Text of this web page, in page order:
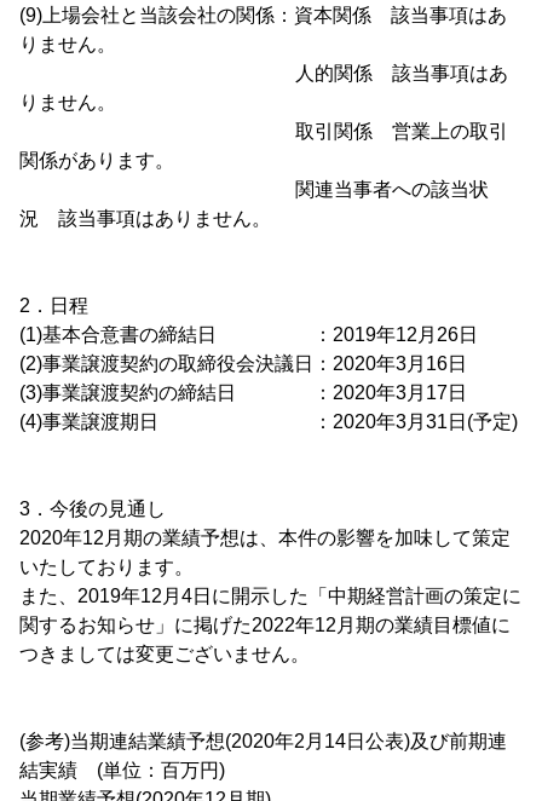
(9)上場会社と当該会社の関係：資本関係 該当事項はあ
りません。
人的関係 該当事項はあ
りません。
取引関係 営業上の取引
関係があります。
関連当事者への該当状
況 該当事項はありません。
2．日程
(1)基本合意書の締結日 ：2019年12月26日
(2)事業譲渡契約の取締役会決議日：2020年3月16日
(3)事業譲渡契約の締結日 ：2020年3月17日
(4)事業譲渡期日 ：2020年3月31日(予定)
3．今後の見通し
2020年12月期の業績予想は、本件の影響を加味して策定
いたしております。
また、2019年12月4日に開示した「中期経営計画の策定に
関するお知らせ」に掲げた2022年12月期の業績目標値に
つきましては変更ございません。
(参考)当期連結業績予想(2020年2月14日公表)及び前期連
結実績 (単位：百万円)